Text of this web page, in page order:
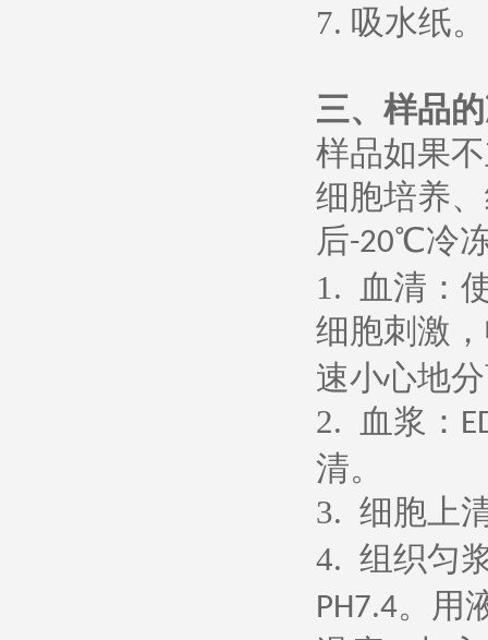
7. 吸水纸。
三、样品
样品如果
细胞培养
后-20℃冷
1.
血清：
细胞刺激
速小心地
2.
血浆：
清。
3. 细胞上
4. 组织匀
PH7.4。用